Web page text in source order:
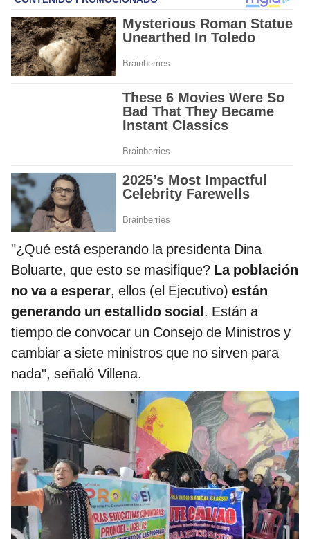
"¿Qué está esperando la presidenta Dina
Boluarte, que esto se masifique? La población
no va a esperar, ellos (el Ejecutivo) están
generando un estallido social. Están a
tiempo de convocar un Consejo de Ministros y
cambiar a siete ministros que no sirven para
nada", señaló Villena.